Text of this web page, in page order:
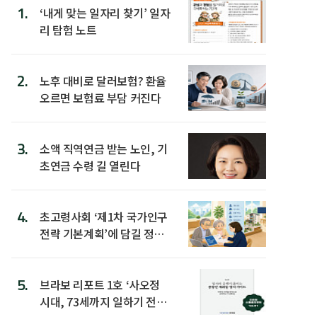
1.
‘내게 맞는 일자리 찾기’ 일자
리 탐험 노트
2.
노후 대비로 달러보험? 환율
오르면 보험료 부담 커진다
3.
소액 직역연금 받는 노인, 기
초연금 수령 길 열린다
4.
초고령사회 ‘제1차 국가인구
전략 기본계획’에 담길 정책
5.
브라보 리포트 1호 ‘사오정
시대, 73세까지 일하기 전략’